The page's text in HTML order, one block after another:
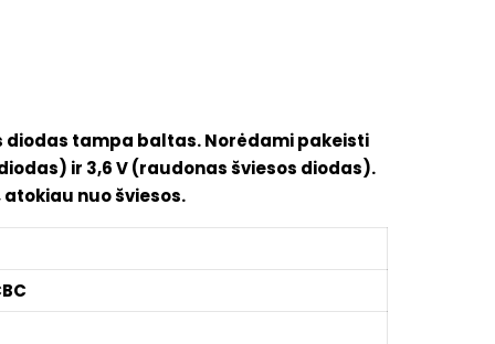
tampa baltas. Norėdami pakeisti
ir 3,6 V (raudonas šviesos diodas).
nuo šviesos.